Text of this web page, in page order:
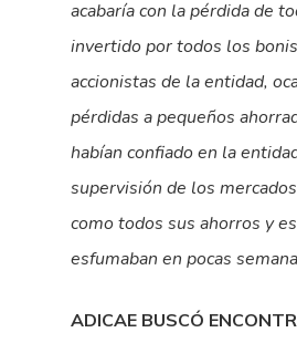
acabaría con la pérdida de
invertido por todos los
accionistas de la entidad,
pérdidas a pequeños
habían confiado en la
supervisión de los
como todos sus ahorros y
esfumaban en pocas
ADICAE BUSCÓ